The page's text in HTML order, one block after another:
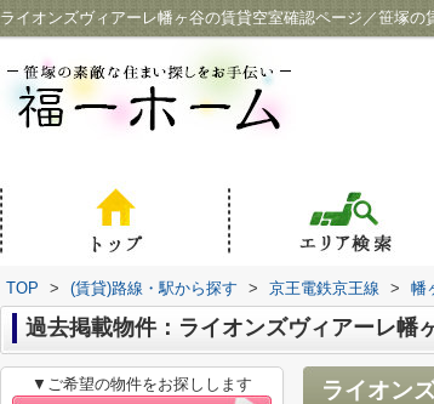
ライオンズヴィアーレ幡ヶ谷の賃貸空室確認ページ／笹塚の
TOP > (賃貸)路線・駅から探す > 京王電鉄京王線 > 幡
過去掲載物件：ライオンズヴィアーレ幡
ライオン
▼ご希望の物件をお探しします